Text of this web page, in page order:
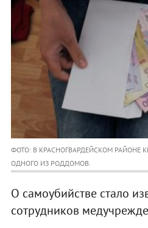
ФОТО: В КРАСНОГВАРДЕЙСКОМ РАЙОНЕ
ОДНОГО ИЗ РОДДОМОВ.
О самоубийстве стало
сотрудников